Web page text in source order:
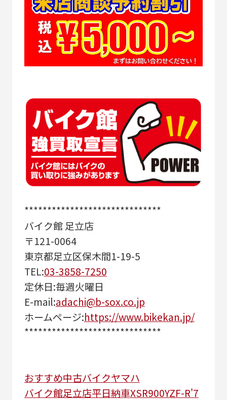
******************************
バイク館 足立店
〒121-0064
東京都足立区保木間1-19-5
TEL:03-3858-7250
定休日:毎週火曜日
E-mail:adachi@b-sox.co.jp
ホームページ:https://www.bikekan.jp/
******************************
おすすめ中古バイクヤマハ
バイク館足立店平日納車XSR900YZF-R'7